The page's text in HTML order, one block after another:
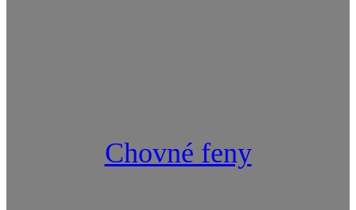
Chovné feny